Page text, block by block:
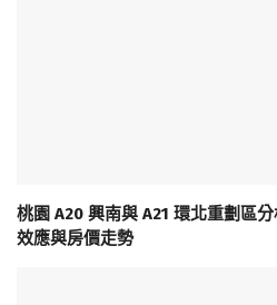
桃園 A20 興南與 A21 環北重劃區
效應與房價走勢